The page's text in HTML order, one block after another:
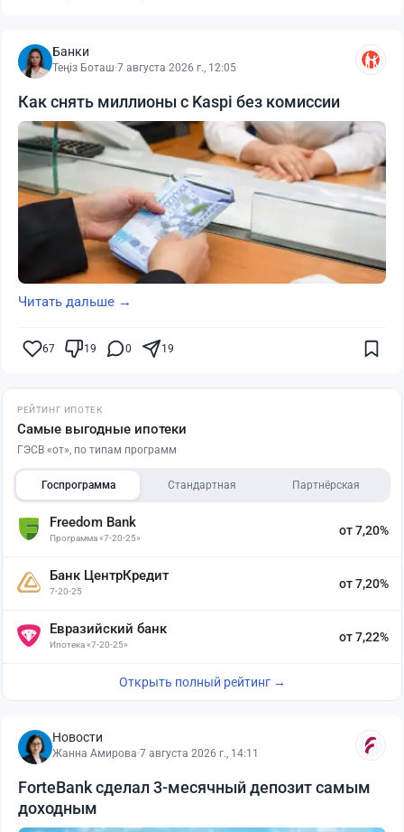
Банки
Теңіз Боташ·7 августа 2026 г., 12:05
Как снять миллионы с Kaspi без комиссии
Читать дальше →
67 19 0 19
РЕЙТИНГ ИПОТЕК
Самые выгодные ипотеки
ГЭСВ «от», по типам программ
Госпрограмма Стандартная Партнёрская
Freedom Bank
Программа «7-20-25»
от 7,20%
Банк ЦентрКредит
7-20-25
от 7,20%
Евразийский банк
Ипотека «7-20-25»
от 7,22%
Открыть полный рейтинг →
Новости
Жанна Амирова·7 августа 2026 г., 14:11
ForteBank сделал 3-месячный депозит самым
доходным